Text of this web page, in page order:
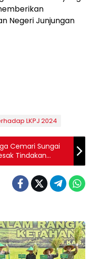
Negeri Junjungan
LKPJ 2024
Cemari Sungai
Tindakan